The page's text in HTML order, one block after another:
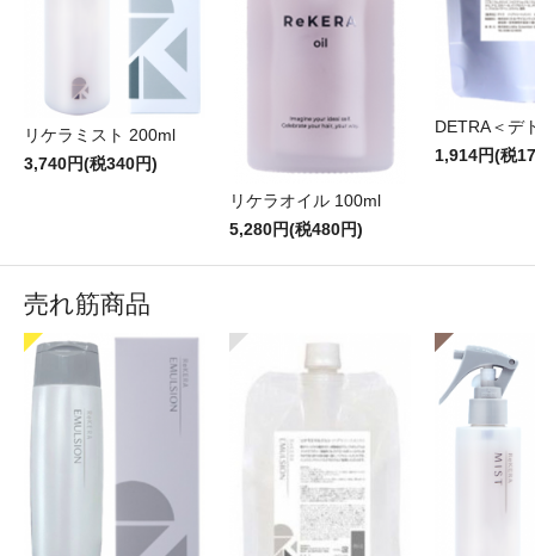
リケラミスト 200ml
3,740円(税340円)
リケラオイル 100ml
5,280円(税480円)
DETRA＜デ
1,914円(税
売れ筋商品